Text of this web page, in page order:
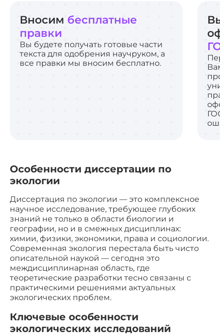
Вносим бесплатные
правки
Вы будете получать готовые части
текста для одобрения научруком, а
все правки мы вносим бесплатно.
Особенности диссертации по
экологии
Диссертация по экологии — это комплексное
научное исследование, требующее глубоких
знаний не только в области биологии и
географии, но и в смежных дисциплинах:
химии, физики, экономики, права и социологии.
Современная экология перестала быть чисто
описательной наукой — сегодня это
междисциплинарная область, где
теоретические разработки тесно связаны с
практическими решениями актуальных
экологических проблем.
Ключевые особенности
экологических исследований